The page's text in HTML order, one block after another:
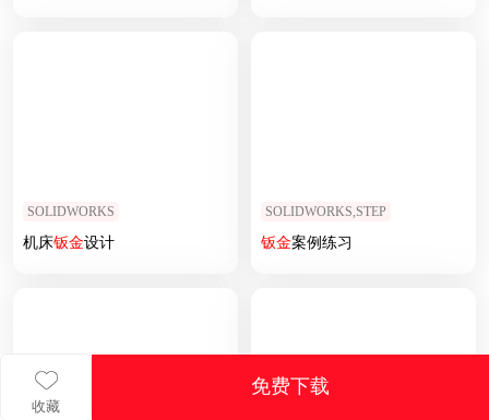
收藏
免费下载
SOLIDWORKS
机床钣金设计
SOLIDWORKS,STEP
钣金案例练习